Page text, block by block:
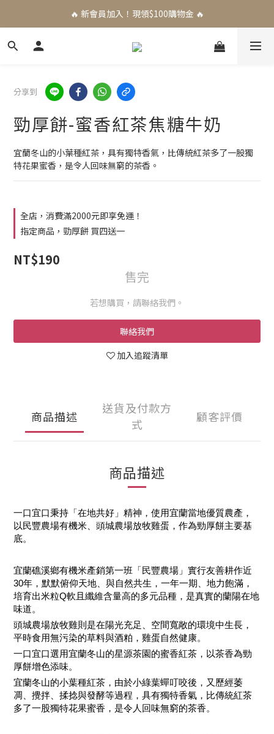
🔥 新會員加入！現領$100購物金 🔥
分享到
勁厚餅-蜜香紅茶焦糖牛奶
宜蘭冬山的小葉種紅茶，具有獨特香氣，比傳統紅茶多了一股獨
特花果蜜香，是令人回味無窮的茶香。
全店，消費滿2000元即享免運！
指定商品，勁厚餅 買四送一
NT$190
售完
若想購買，請聯絡我們。
聯絡我們
加入追蹤清單
商品描述
送貨及付款方
式
顧客評價
商品描述
一口宜口秉持「在地共好」精神，使用宜蘭當地優質農產，
以民豐農場有機米、頭城農場放牧雞蛋，作為勁厚餅主要基
底。
宜蘭礁溪鄉有機米產銷第一班「民豐農場」實行友善耕作近
30年，默默俯仰天地、與自然共生，一年一期、地力飽滿，
培育出米粒Q軟且纖維含量高的多元品種，是真實的蘭陽在地
味道。
頭城農場放牧雞則是在陽光充足、空間寬敞的環境中生長，
平時食用無污染的草料與酒粕，雞蛋自然健康。
一口宜口選用宜蘭冬山的星源茶園的蜜香紅茶，以茶香為勁
厚餅增色添味。
宜蘭冬山的小葉種紅茶，由於小綠葉蟬叮咬後，又歷經萎
凋、攪拌、揉捻與發酵等過程，具有獨特香氣，比傳統紅茶
多了一股獨特花果蜜香，是令人回味無窮的茶香。